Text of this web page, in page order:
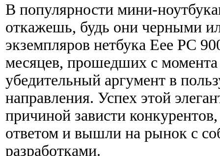
В популярности мини-
откажешь, будь они черными
экземпляров нетбука Eee PC
месяцев, прошедших с
убедительный аргумент в
направления. Успех этой
причиной зависти
ответом и вышли на рынок с
разработками.